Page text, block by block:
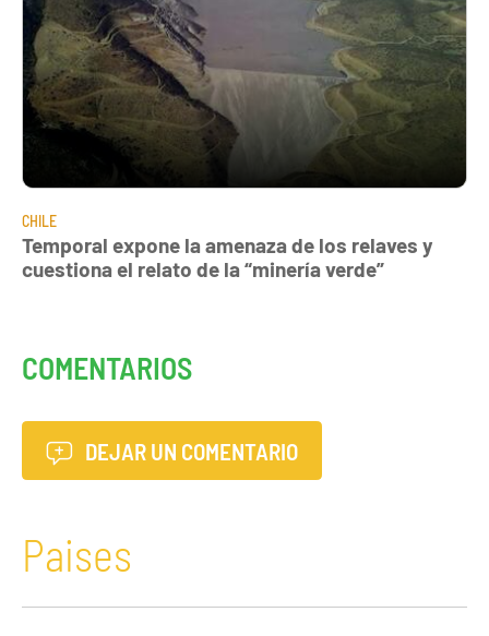
CHILE
Temporal expone la amenaza de los relaves y
cuestiona el relato de la “minería verde”
COMENTARIOS
DEJAR UN COMENTARIO
Paises